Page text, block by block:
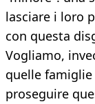
lasciare i loro
con questa
Vogliamo,
quelle
proseguire